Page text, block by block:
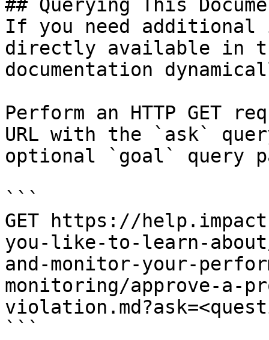
## Querying This
If you need
directly available in
documentation
Perform an HTTP GET
URL with the `ask`
optional `goal` query
```
GET https://
you-like-to-learn-
and-monitor-your-
monitoring/approve-a-
```